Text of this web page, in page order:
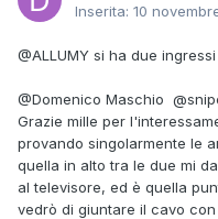
Inserita: 10
@ALLUMY si ha due
@Domenico Maschio
Grazie mille per
provando singolarmente le
quella in alto tra le due mi
al televisore, ed è quella
vedrò di giuntare il cavo